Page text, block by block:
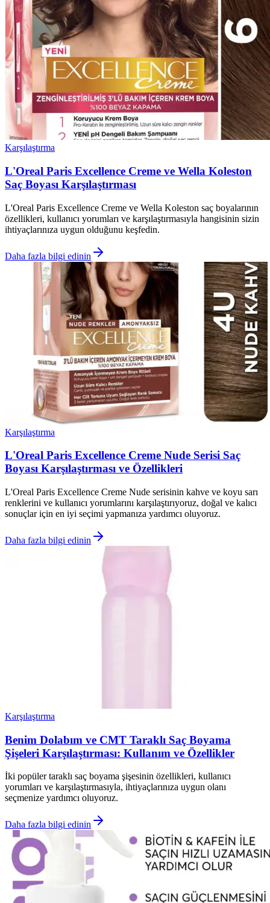
Karşılaştırma
L'Oreal Paris Excellence Creme ve Wella Koleston
Saç Boyası Karşılaştırması
L'Oreal Paris Excellence Creme ve Wella Koleston saç boyalarının
özellikleri, kullanıcı yorumları ve karşılaştırmasıyla hangisinin sizin
ihtiyaçlarınıza uygun olduğunu keşfedin.
Daha fazla bilgi edinin
Karşılaştırma
L'Oreal Paris Excellence Creme Nude Serisi Saç
Boyası Karşılaştırması ve Özellikleri
L'Oreal Paris Excellence Creme Nude serisinin kahve ve koyu sarı
renklerini ve kullanıcı yorumlarını karşılaştırıyoruz, doğal ve kalıcı
sonuçlar için en iyi seçimi yapmanıza yardımcı oluyoruz.
Daha fazla bilgi edinin
Karşılaştırma
Benim Dolabım ve CMT Taraklı Saç Boyama
Şişeleri Karşılaştırması: Kullanım ve Özellikler
İki popüler taraklı saç boyama şişesinin özellikleri, kullanıcı
yorumları ve karşılaştırmasıyla, ihtiyaçlarınıza uygun olanı
seçmenize yardımcı oluyoruz.
Daha fazla bilgi edinin